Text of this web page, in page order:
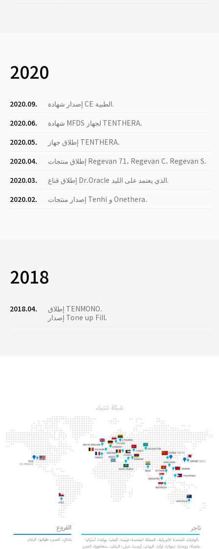
2020
2020.09.
إصدار شهادة CE الطبية.
2020.06.
شهادة MFDS لجهاز TENTHERA.
2020.05.
إطلاق جهاز TENTHERA.
2020.04.
إطلاق منتجات Regevan 71، Regevan C، Regevan S.
2020.03.
إطلاق قناع Dr.Oracle الذي يعتمد على الليد.
2020.02.
إصدار منتجات Tenhi و Onethera.
2018
2018.04.
إطلاق TENMONO.
إصدار Tone up Fill.